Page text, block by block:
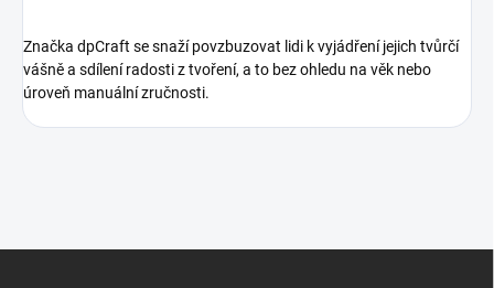
Značka dpCraft se snaží povzbuzovat lidi k vyjádření jejich tvůrčí
vášně a sdílení radosti z tvoření, a to bez ohledu na věk nebo
úroveň manuální zručnosti.